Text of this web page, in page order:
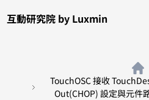
互動研究院 by Luxmin
TouchOSC 接收
Out(CHOP) 設定與元件